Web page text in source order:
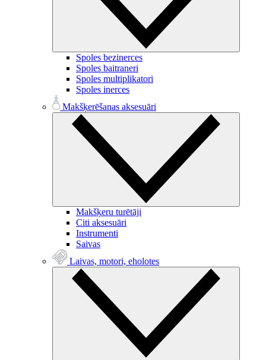
Spoles bezinerces
Spoles baitraneri
Spoles multiplikatori
Spoles inerces
Makšķerēšanas aksesuāri
Makšķeru turētāji
Citi aksesuāri
Instrumenti
Saivas
Laivas, motori, eholotes